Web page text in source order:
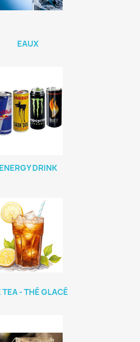
EAUX
ENERGY DRINK
TEA - THÉ GLACÉ